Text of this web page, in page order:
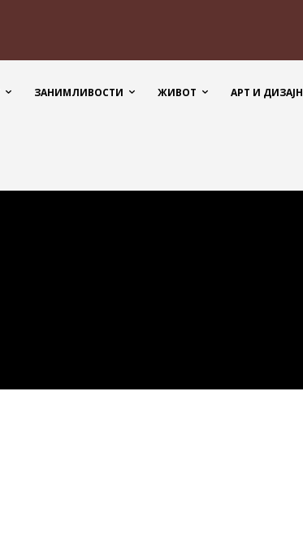
ЗАНИМЛИВОСТИ ЖИВОТ АРТ И ДИЗАЈН